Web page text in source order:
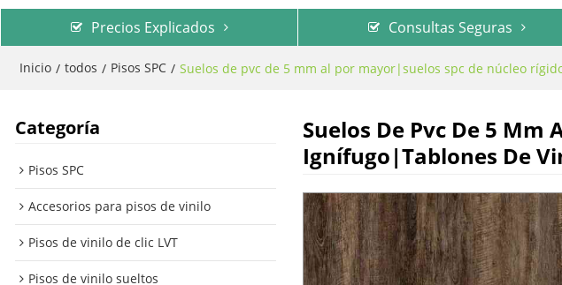
Precios Explicados Consultas Seguras
Inicio / todos / Pisos SPC / Suelos de pvc de 5 mm al por mayor|suelos spc de núcleo
Categoría
Pisos SPC
Accesorios para pisos de vinilo
Pisos de vinilo de clic LVT
Pisos de vinilo sueltos
Suelos De Pvc De 5
Ignífugo|tablones De